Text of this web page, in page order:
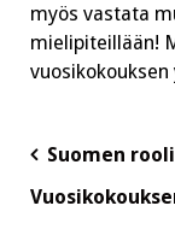
myös vastata
mielipiteillään!
Post
navigation
Suomen